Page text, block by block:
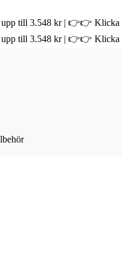
till 3.548 kr | 👉👉 Klicka
till 3.548 kr | 👉👉 Klicka